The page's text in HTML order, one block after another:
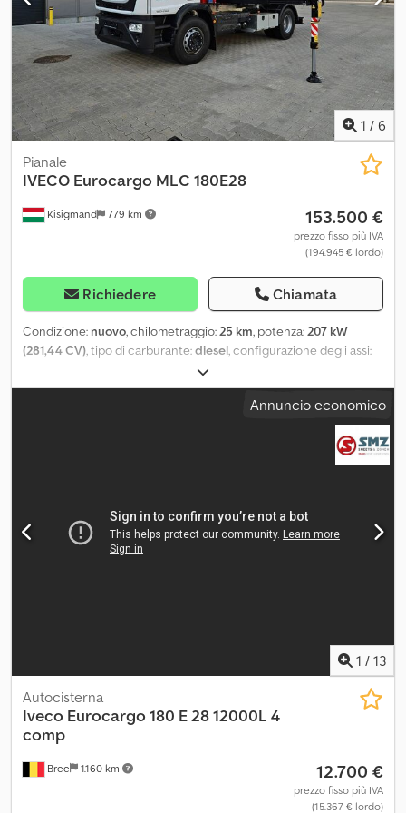
1 / 6
Kisigmand 779 km
Pianale
IVECO Eurocargo MLC 180E28
153.500 €
prezzo fisso più IVA
(194.945 € lordo)
Richiedere Chiamata
Condizione: nuovo, chilometraggio:25 km, potenza:207 kW
(281,44 CV), tipo di carburante:diesel, configurazione degli assi:
, capacità del serbatoio del carburante:
200 l, colore:bianco, tipo di ingranaggio:automatico, volume
, lunghezza spazio di carico:4.200 mm,
, altezza vano di carico:500
ABS, EBS
(Sistema Frenante Elettronico), controllo della velocità di
N R Djx Afvsf PESO MASSIMO: 18.000 kg Gru: Fassi F160
Annuncio economico
1 / 13
Bree 1.160 km
Autocisterna
Iveco Eurocargo 180 E 28 12000L 4
comp
12.700 €
prezzo fisso più IVA
(15.367 € lordo)